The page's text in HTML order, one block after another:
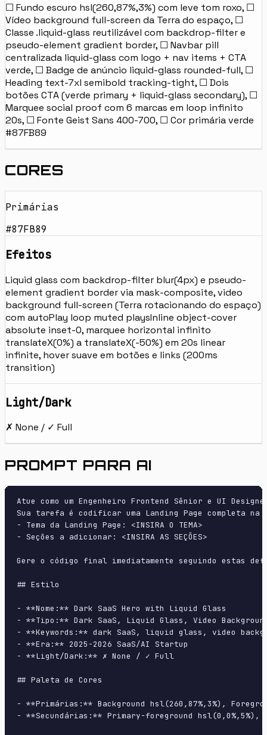
☐ Fundo escuro hsl(260,87%,3%) com leve tom roxo, ☐
Vídeo background full-screen da Terra do espaço, ☐
Classe .liquid-glass reutilizável com backdrop-filter e
pseudo-element gradient border, ☐ Navbar pill
centralizada liquid-glass com logo + nav items + CTA
verde, ☐ Badge de anúncio liquid-glass rounded-full, ☐
Heading text-7xl semibold tracking-tight, ☐ Dois
botões CTA (verde primary + liquid-glass secondary), ☐
Marquee social proof com 6 marcas em loop infinito
20s, ☐ Fonte Geist Sans 400-700, ☐ Cor primária verde
#87FB89
CORES
Primárias
#87FB89
Efeitos
Liquid glass com backdrop-filter blur(4px) e pseudo-
element gradient border via mask-composite, video
background full-screen (Terra rotacionando do espaço)
com autoPlay loop muted playsInline object-cover
absolute inset-0, marquee horizontal infinito
translateX(0%) a translateX(-50%) em 20s linear
infinite, hover suave em botões e links (200ms
transition)
Light/Dark
✗ None / ✓ Full
PROMPT PARA AI
Atue como um Engenheiro Frontend Sênior e UI
Sua tarefa é codificar uma Landing Page completa
- Tema da Landing Page: <INSIRA O TEMA>
- Seções a adicionar: <INSIRA AS SEÇÕES>
Gere o código final imediatamente seguindo estas
## Estilo
- **Nome:** Dark SaaS Hero with Liquid Glass
- **Tipo:** Dark SaaS, Liquid Glass, Video
- **Keywords:** dark SaaS, liquid glass, video
- **Era:** 2025-2026 SaaS/AI Startup
- **Light/Dark:** ✗ None / ✓ Full
## Paleta de Cores
- **Primárias:** Background hsl(260,87%,3%),
- **Secundárias:** Primary-foreground hsl(0,0%,5%),